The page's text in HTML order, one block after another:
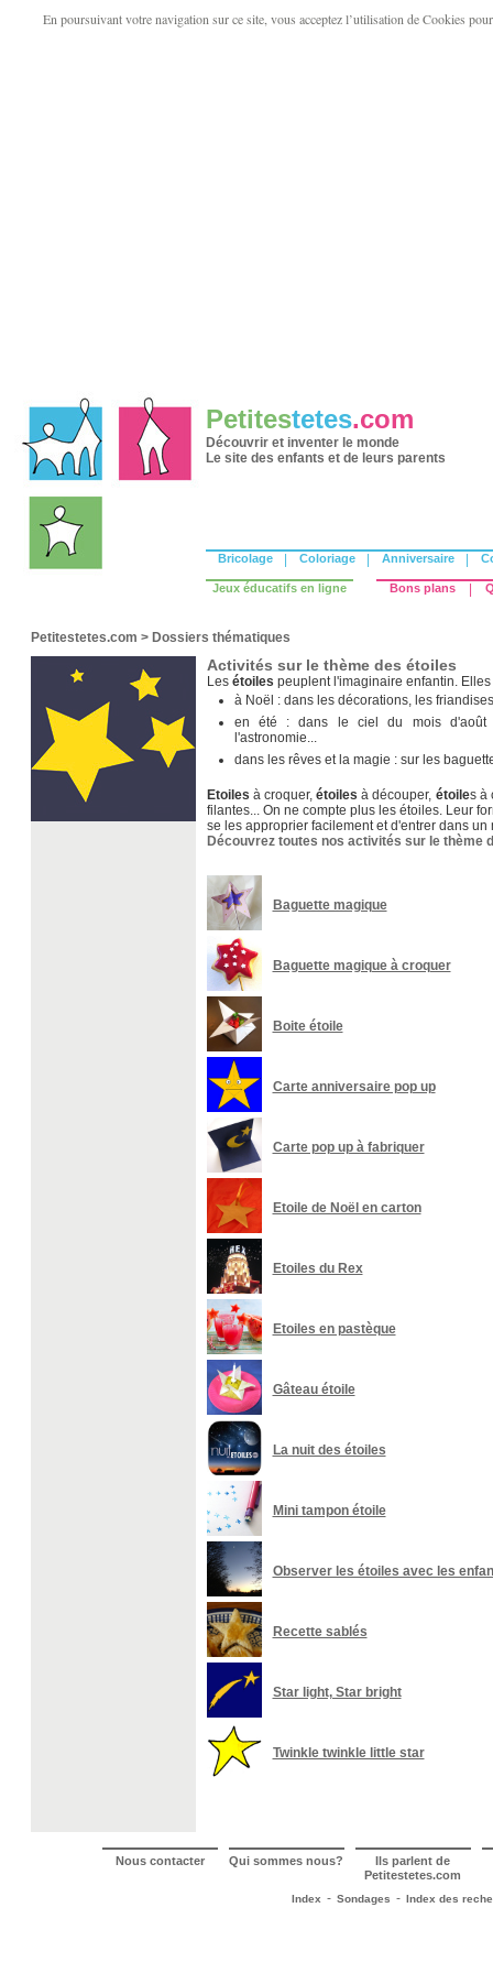
En poursuivant votre navigation sur ce site, vous acceptez l’utilisation de Cookies
Petitestetes.com
Découvrir et inventer le monde
Le site des enfants et de leurs parents
Bricolage Coloriage Anniversaire
Jeux éducatifs en ligne Bons plans
Petitestetes.com > Dossiers thématiques
Activités sur le thème des étoiles
Les étoiles peuplent l'imaginaire enfantin.
à Noël : dans les décorations, les
en été : dans le ciel du mois d'août
l'astronomie...
dans les rêves et la magie : sur les
Etoiles à croquer, étoiles à découper, étoiles à
filantes... On ne compte plus les étoiles. Leur
se les approprier facilement et d'entrer dans un
Découvrez toutes nos activités sur le thème
Baguette magique
Baguette magique à croquer
Boite étoile
Carte anniversaire pop up
Carte pop up à fabriquer
Etoile de Noël en carton
Etoiles du Rex
Etoiles en pastèque
Gâteau étoile
La nuit des étoiles
Mini tampon étoile
Observer les étoiles avec les
Recette sablés
Star light, Star bright
Twinkle twinkle little star
Nous contacter Qui sommes nous? Ils parlent de
Petitestetes.com
Index - Sondages - Index des